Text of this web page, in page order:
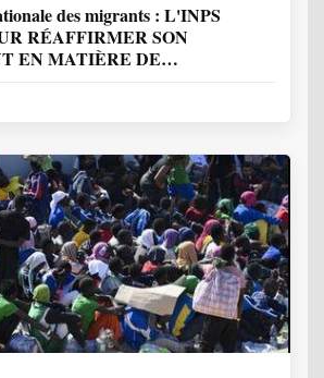
des migrants : L'INPS
RÉAFFIRMER SON
EN MATIÈRE DE